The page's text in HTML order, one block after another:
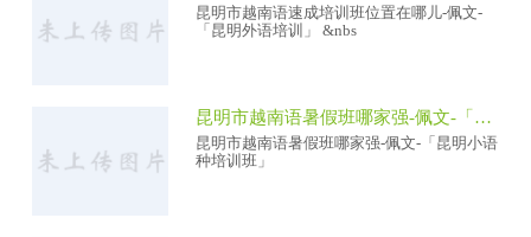
昆明市越南语速成培训班位置在哪儿-佩文-
「昆明外语培训」 &nbs
昆明市越南语暑假班哪家强-佩文-「昆明小语种培训班」
昆明市越南语暑假班哪家强-佩文-「昆明小语
种培训班」